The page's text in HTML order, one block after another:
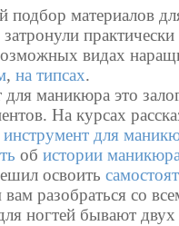
подбор материалов
видах
, на типсах.
маникюра это
На курсах
инструмент для
об истории
освоить
разобраться со
ногтей бывают